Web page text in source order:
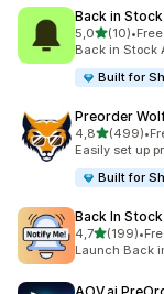
Back in
5,05 yıldız
(10)
toplam 10•
Back in Stock
Built for
Preorder
4,85 yıldız
(499)
toplam 499•
Easily set up
Built for
Back In
4,75 yıldız
(199)
toplam 199•
Launch Back